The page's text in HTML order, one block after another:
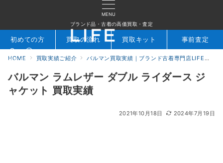
MENU
ブランド品・古着の高価買取・査定
検索 お問合せ
初めての方 買取の流れ 買取キット 事前査定
HOME 買取実績ご紹介 バルマン買取実績｜ブランド古着専門店LIFE
バルマン ラムレザー ダブル ライダース ジ
ャケット 買取実績
2021年10月18日 2024年7月19日